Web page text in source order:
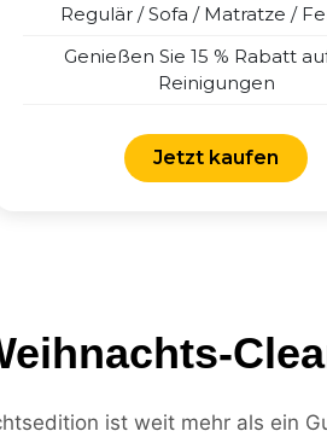
Regulär / Sofa / Matratze /
Genießen Sie 15 % Rabatt
Reinigungen
Jetzt kaufen
ist weit mehr als ein